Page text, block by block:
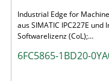
Industrial Edge for
aus SIMATIC IPC227E
Softwarelizenz (CoL);…
6FC5865-1BD20-